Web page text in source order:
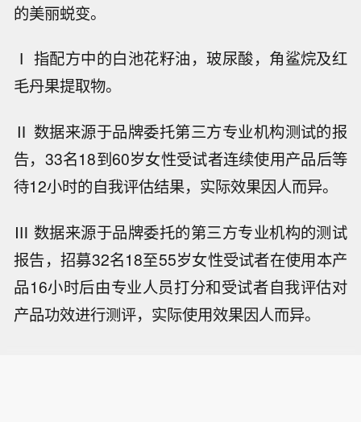
的美丽蜕变。
Ⅰ 指配方中的白池花籽油，玻尿酸，角鲨烷及红
毛丹果提取物。
Ⅱ 数据来源于品牌委托第三方专业机构测试的报
告，33名18到60岁女性受试者连续使用产品后等
待12小时的自我评估结果，实际效果因人而异。
Ⅲ 数据来源于品牌委托的第三方专业机构的测试
报告，招募32名18至55岁女性受试者在使用本产
品16小时后由专业人员打分和受试者自我评估对
产品功效进行测评，实际使用效果因人而异。